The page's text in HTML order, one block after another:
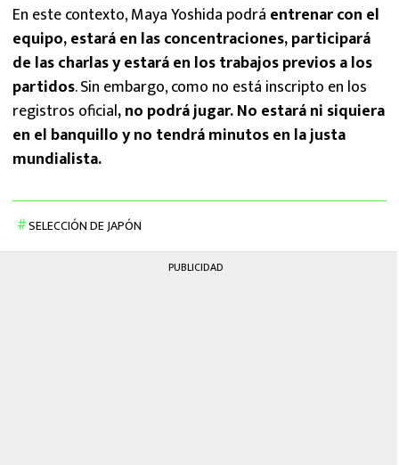
En este contexto, Maya Yoshida podrá entrenar con el
equipo, estará en las concentraciones, participará
de las charlas y estará en los trabajos previos a los
partidos. Sin embargo, como no está inscripto en los
registros oficial, no podrá jugar. No estará ni siquiera
en el banquillo y no tendrá minutos en la justa
mundialista.
SELECCIÓN DE JAPÓN
PUBLICIDAD